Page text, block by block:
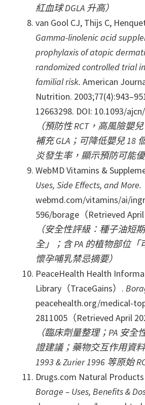
紅血球 DGLA 升高）
van Gool CJ, Thijs C,
Gamma-linolenic acid
prophylaxis of atopic
randomized controlled trial
familial risk. American
Nutrition.
12663298. DOI: 10.1093/
（預防性 RCT，高風險嬰
補充 GLA；可降低嬰兒 18
炎發生率，顯示預防可能優
WebMD Vitamins &
Uses, Side Effects, and More.
webmd.com/vitamins/ai/
596/borage（Retrieved April
（安全性評級：種子油短
全」；含 PA 的植物部位「
懷孕哺乳禁忌摘要）
PeaceHealth Health
Library（TraceGains）.
peacehealth.org/medical-
2811005（Retrieved April
（臨床劑量整理；PA 安全
證建議；藥物交互作用資
1993 & Zurier 1996 等原始
Drugs.com Natural
Borage – Uses, Benefits &